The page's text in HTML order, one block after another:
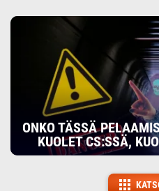
ONKO TÄSSÄ
KUOLET CS:SSÄ,